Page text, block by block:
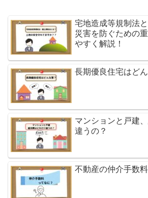
宅地造成等規制法
災害を防ぐための
やすく解説！
長期優良住宅はど
マンションと戸建
違うの？
不動産の仲介手数